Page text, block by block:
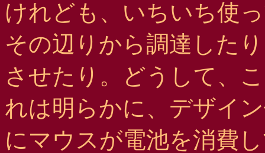
けれども、いちいち使
その辺りから調達した
させたり。どうして、
れは明らかに、デザイ
にマウスが電池を消費